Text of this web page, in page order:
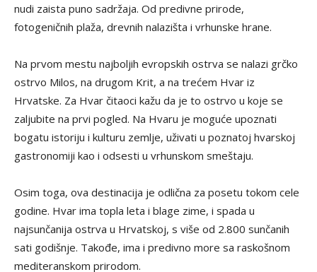
nudi zaista puno sadržaja. Od predivne prirode,
fotogeničnih plaža, drevnih nalazišta i vrhunske hrane.
Na prvom mestu najboljih evropskih ostrva se nalazi grčko
ostrvo Milos, na drugom Krit, a na trećem Hvar iz
Hrvatske. Za Hvar čitaoci kažu da je to ostrvo u koje se
zaljubite na prvi pogled. Na Hvaru je moguće upoznati
bogatu istoriju i kulturu zemlje, uživati u poznatoj hvarskoj
gastronomiji kao i odsesti u vrhunskom smeštaju.
Osim toga, ova destinacija je odlična za posetu tokom cele
godine. Hvar ima topla leta i blage zime, i spada u
najsunčanija ostrva u Hrvatskoj, s više od 2.800 sunčanih
sati godišnje. Takođe, ima i predivno more sa raskošnom
mediteranskom prirodom.